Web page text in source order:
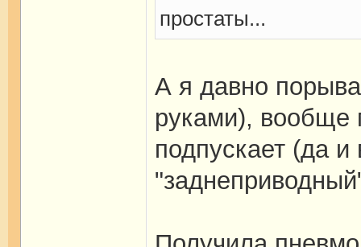
простаты...
А я давно
руками), вообще
подпускает (да